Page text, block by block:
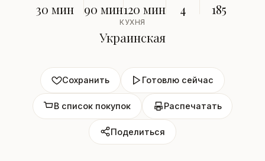
30 мин 90 мин120 мин 4 185
КУХНЯ
Украинская
Сохранить Готовлю сейчас
В список покупок Распечатать
Поделиться